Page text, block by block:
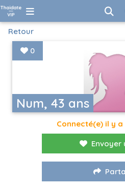
Retour
Num, 43 ans
0
Connecté(e) il y a
Envoyer